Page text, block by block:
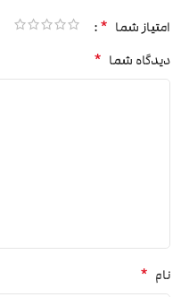
امتیاز شما *
دیدگاه شما *
نام *